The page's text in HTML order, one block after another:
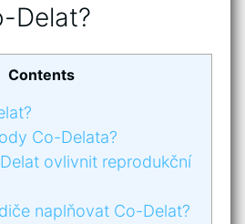
Delat?
Contents
Co-Delata?
ovlivnit reprodukční
naplňovat Co-Delat?